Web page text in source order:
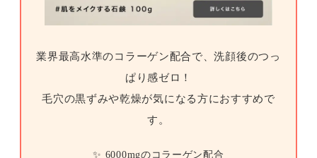
業界最高水準のコラーゲン配合で、洗顔後のつっ
ぱり感ゼロ！
毛穴の黒ずみや乾燥が気になる方におすすめで
す。
✨ 6000mgのコラーゲン配合